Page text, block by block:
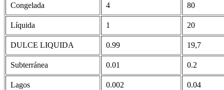
Congelada 4 80
Líquida 1 20
DULCE LIQUIDA 0.99 19,7
Subterránea 0.01 0.2
Lagos 0.002 0.04